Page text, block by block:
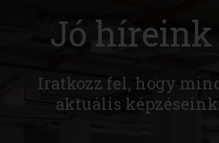
Jó
Iratkozz fel, hogy
aktuális